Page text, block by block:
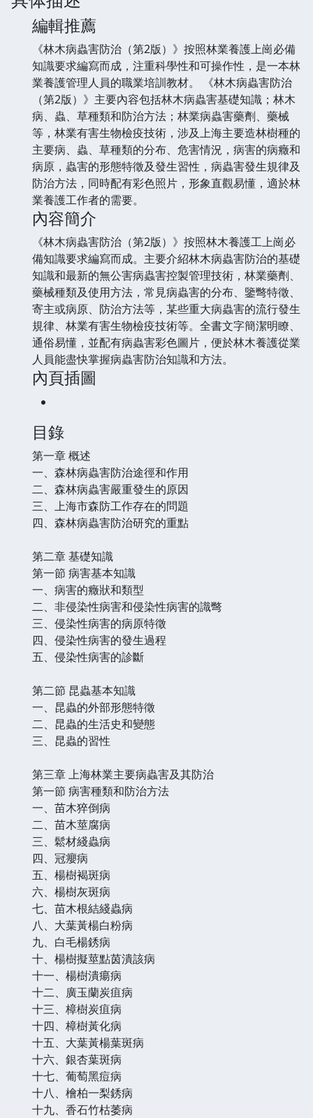
編輯推薦
《林木病蟲害防治（第2版）》按照林業養護上崗必備
知識要求編寫而成，注重科學性和可操作性，是一本林
業養護管理人員的職業培訓教材。 《林木病蟲害防治
（第2版）》主要內容包括林木病蟲害基礎知識；林木
病、蟲、草種類和防治方法；林業病蟲害藥劑、藥械
等，林業有害生物檢疫技術，涉及上海主要造林樹種的
主要病、蟲、草種類的分布、危害情況，病害的病癥和
病原，蟲害的形態特徵及發生習性，病蟲害發生規律及
防治方法，同時配有彩色照片，形象直觀易懂，適於林
業養護工作者的需要。
內容簡介
《林木病蟲害防治（第2版）》按照林木養護工上崗必
備知識要求編寫而成。主要介紹林木病蟲害防治的基礎
知識和最新的無公害病蟲害控製管理技術，林業藥劑、
藥械種類及使用方法，常見病蟲害的分布、鑒彆特徵、
寄主或病原、防治方法等，某些重大病蟲害的流行發生
規律、林業有害生物檢疫技術等。全書文字簡潔明瞭、
通俗易懂，並配有病蟲害彩色圖片，便於林木養護從業
人員能盡快掌握病蟲害防治知識和方法。
內頁插圖
目錄
第一章 概述
一、森林病蟲害防治途徑和作用
二、森林病蟲害嚴重發生的原因
三、上海市森防工作存在的問題
四、森林病蟲害防治研究的重點
第二章 基礎知識
第一節 病害基本知識
一、病害的癥狀和類型
二、非侵染性病害和侵染性病害的識彆
三、侵染性病害的病原特徵
四、侵染性病害的發生過程
五、侵染性病害的診斷
第二節 昆蟲基本知識
一、昆蟲的外部形態特徵
二、昆蟲的生活史和變態
三、昆蟲的習性
第三章 上海林業主要病蟲害及其防治
第一節 病害種類和防治方法
一、苗木猝倒病
二、苗木莖腐病
三、鬆材綫蟲病
四、冠癭病
五、楊樹褐斑病
六、楊樹灰斑病
七、苗木根結綫蟲病
八、大葉黃楊白粉病
九、白毛楊銹病
十、楊樹擬莖點茵潰該病
十一、楊樹潰瘍病
十二、廣玉蘭炭疽病
十三、樟樹炭疽病
十四、樟樹黃化病
十五、大葉黃楊葉斑病
十六、銀杏葉斑病
十七、葡萄黑痘病
十八、檜柏一梨銹病
十九、香石竹枯萎病